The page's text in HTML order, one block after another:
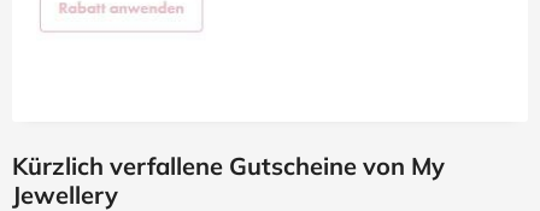
Kürzlich verfallene Gutscheine von My
Jewellery